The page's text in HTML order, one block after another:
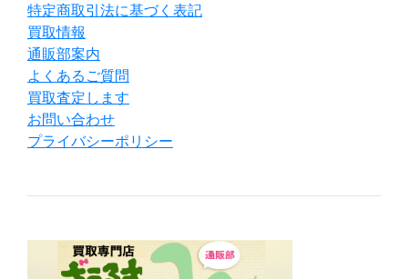
特定商取引法に基づく表記
買取情報
通販部案内
よくあるご質問
買取査定します
お問い合わせ
プライバシーポリシー